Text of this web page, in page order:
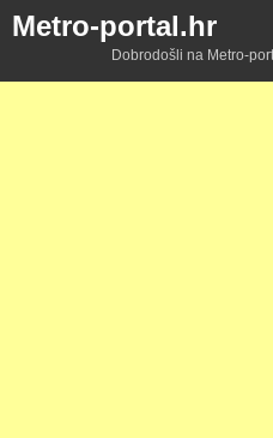
Metro-portal.hr
Dobrodošli na Metro-